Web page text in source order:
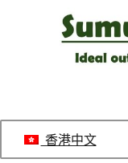
香港中文